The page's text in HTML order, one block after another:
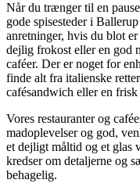
Når du trænger til en
gode spisesteder i
anretninger, hvis du blot
dejlig frokost eller en god
caféer. Der er noget for
finde alt fra italienske
cafésandwich eller en frisk
Vores restauranter og
madoplevelser og god,
et dejligt måltid og et glas
kredser om detaljerne og
behagelig.